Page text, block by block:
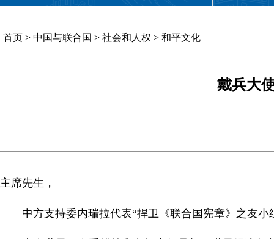
首页 > 中国与联合国 > 社会和人权 > 和平文化
戴兵大
主席先生，
中方支持委内瑞拉代表“捍卫《联合国宪章》之友